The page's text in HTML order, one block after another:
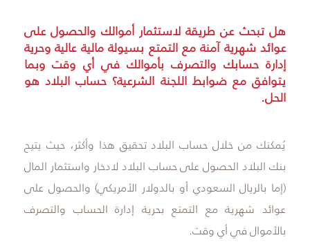
​​هل تبحث عن طريقة لاستثمار أموالك والحصول على
عوائد شهرية آمنة مع التمتع بسيولة مالية عالية وحرية
إدارة حسابك والتصرف بأموالك في أي وقت وبما
يتوافق مع ضوابط اللجنة الشرعية؟ حساب البلاد هو
الحل.
يُمكنك من خلال حساب البلاد تحقيق هذا وأكثر، حيث يتيح
بنك البلاد الحصول على حساب البلاد لادخار واستثمار المال
(إما بالريال السعودي أو بالدولار الأمريكي) والحصول على
عوائد شهرية مع التمتع بحرية إدارة الحساب والتصرف
بالأموال في أي وقت.